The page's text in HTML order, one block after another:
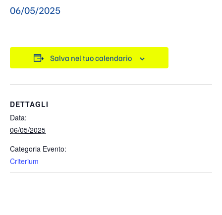
06/05/2025
Salva nel tuo calendario
DETTAGLI
Data:
06/05/2025
Categoria Evento:
Criterium